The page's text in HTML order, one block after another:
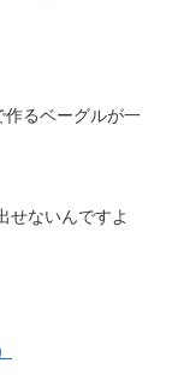
作るベーグルが一
せないんですよ